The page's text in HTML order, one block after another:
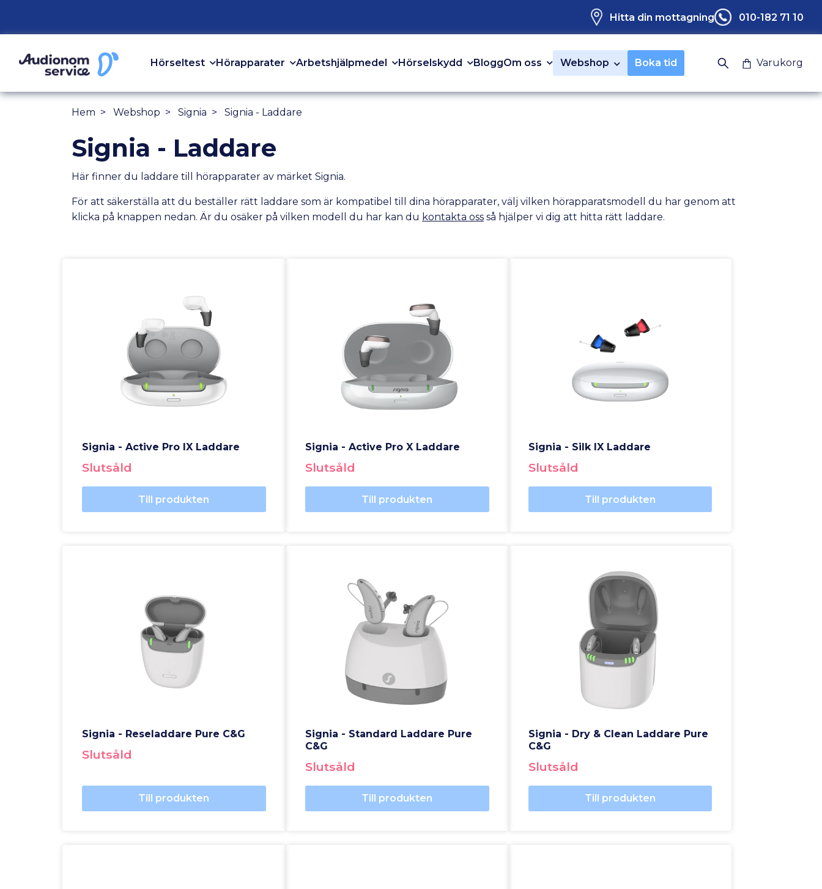
Hitta din mottagning 010-182 71 10
Hörseltest Hörapparater Arbetshjälpmedel Hörselskydd BloggOm oss Webshop Boka tid Varukorg
Hem Webshop Signia Signia - Laddare
Signia - Laddare
Här finner du laddare till hörapparater av märket Signia.
För att säkerställa att du beställer rätt laddare som är kompatibel till dina hörapparater, välj vilken hörapparatsmodell du har genom att
klicka på knappen nedan. Är du osäker på vilken modell du har kan du kontakta oss så hjälper vi dig att hitta rätt laddare.
Signia - Active Pro IX Laddare
Slutsåld
Till produkten
Signia - Active Pro X Laddare
Slutsåld
Till produkten
Signia - Silk IX Laddare
Slutsåld
Till produkten
Signia - Reseladdare Pure C&G
Slutsåld
Till produkten
Signia - Standard Laddare Pure
C&G
Slutsåld
Till produkten
Signia - Dry & Clean Laddare Pure
C&G
Slutsåld
Till produkten